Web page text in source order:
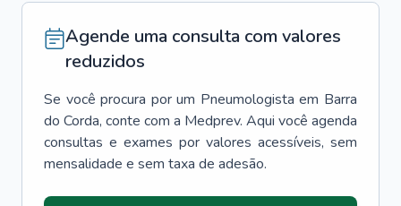
Agende uma consulta com valores
reduzidos
Se você procura por um Pneumologista em Barra
do Corda, conte com a Medprev. Aqui você agenda
consultas e exames por valores acessíveis, sem
mensalidade e sem taxa de adesão.